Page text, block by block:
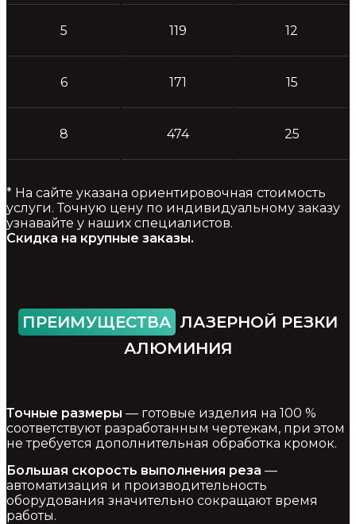
5 119 12
6 171 15
8 474 25
* На сайте указана ориентировочная стоимость
услуги. Точную цену по индивидуальному заказу
узнавайте у наших специалистов.
Скидка на крупные заказы.
ПРЕИМУЩЕСТВА ЛАЗЕРНОЙ РЕЗКИ
АЛЮМИНИЯ
Точные размеры — готовые изделия на 100 %
соответствуют разработанным чертежам, при этом
не требуется дополнительная обработка кромок.
Большая скорость выполнения реза —
автоматизация и производительность
оборудования значительно сокращают время
работы.